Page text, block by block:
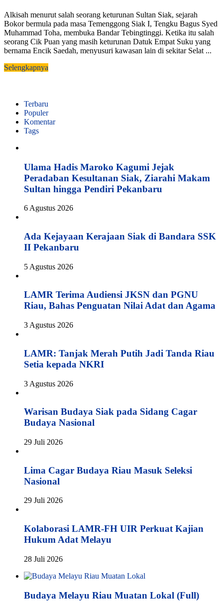
Alkisah menurut salah seorang keturunan Sultan Siak, sejarah
Bokor bermula pada masa Temenggong Siak I, Tengku Bagus Syed
Muhammad Toha, membuka Bandar Tebingtinggi. Ketika itu salah
seorang Cik Puan yang masih keturunan Datuk Empat Suku yang
bernama Encik Saedah, menyusuri kawasan lain di sekitar Selat ...
Selengkapnya
Terbaru
Populer
Komentar
Tags
Ulama Hadis Maroko Kagumi Jejak
Peradaban Kesultanan Siak, Ziarahi Makam
Sultan hingga Pendiri Pekanbaru
6 Agustus 2026
Ada Kejayaan Kerajaan Siak di Bandara SSK
II Pekanbaru
5 Agustus 2026
LAMR Terima Audiensi JKSN dan PGNU
Riau, Bahas Penguatan Nilai Adat dan Agama
3 Agustus 2026
LAMR: Tanjak Merah Putih Jadi Tanda Riau
Setia kepada NKRI
3 Agustus 2026
Warisan Budaya Siak pada Sidang Cagar
Budaya Nasional
29 Juli 2026
Lima Cagar Budaya Riau Masuk Seleksi
Nasional
29 Juli 2026
Kolaborasi LAMR-FH UIR Perkuat Kajian
Hukum Adat Melayu
28 Juli 2026
Budaya Melayu Riau Muatan Lokal (Full)